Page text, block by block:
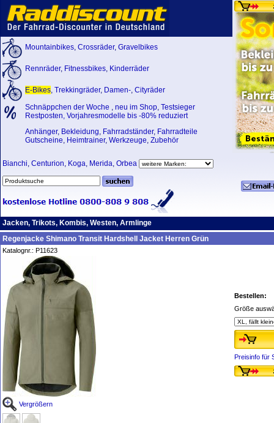
Mountainbikes, Crossräder, Gravelbikes
Rennräder, Fitnessbikes, Kinderräder
E-Bikes, Trekkingräder, Damen-, Cityräder
Schnäppchen der Woche , neu im Shop, Testsieger
Restposten, Vorjahresmodelle bis -80% reduziert
Anhänger, Bekleidung, Fahrradständer, Fahrradteile
Gutscheine, Heimtrainer, Werkzeuge, Zubehör
Bianchi, Centurion, Koga, Merida, Orbea
Jacken, Trikots, Kombis, Westen, Armlinge
Regenjacke Shimano Transit Hardshell Jacket Herren Grün
Katalognr.: P11623
Vergrößern
Bestellen:
Größe
Preisinfo für